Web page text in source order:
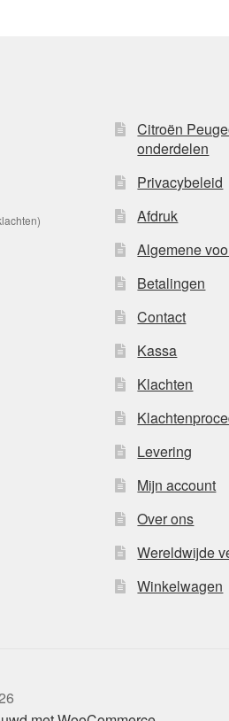
Citroën
onderdelen
Privacybeleid
Afdruk
Algemene
Betalingen
Contact
Kassa
Klachten
Levering
Mijn account
Over ons
Wereldwijde
Winkelwagen